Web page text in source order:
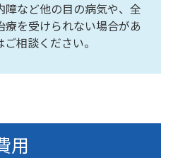
障など他の目の病気や、全
療を受けられない場合があ
相談ください。
用